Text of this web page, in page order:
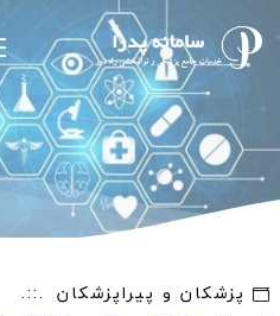
پزشکان و پیراپزشکان